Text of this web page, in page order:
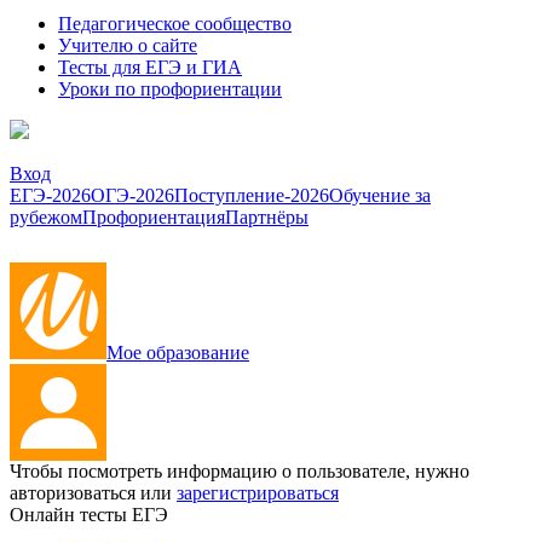
Педагогическое сообщество
Учителю о сайте
Тесты для ЕГЭ и ГИА
Уроки по профориентации
Вход
ЕГЭ-2026ОГЭ-2026Поступление-2026Обучение за
рубежомПрофориентацияПартнёры
Мое образование
Чтобы посмотреть информацию о пользователе, нужно
авторизоваться или зарегистрироваться
Онлайн тесты ЕГЭ